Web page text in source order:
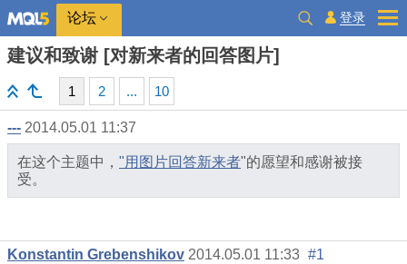
论坛 登录
建议和致谢 [对新来者的回答图片]
1 2 ... 10
--- 2014.05.01 11:37
在这个主题中， "用图片回答新来者"的愿望和感谢被接
受。
Konstantin Grebenshikov 2014.05.01 11:33 #1